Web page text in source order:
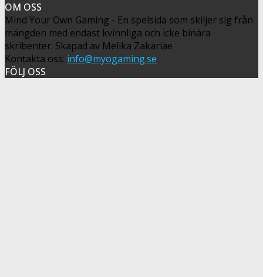
OM OSS
Mind Your Own Gaming - En spelsida som skiljer sig från
mängden med endast kvinnliga och icke binära
skribenter. Skapad av Melika Zakariae
Kontakta oss: info@myogaming.se
FÖLJ OSS